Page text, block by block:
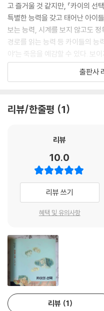
고 즐거울 것 같지만, 『카이의 선
특별한 능력을 갖고 태어난 아이
보는 능력, 시계를 보지 않고도
경로를 읽는 능력 등 카이들의 능
야’는 죽음을 예감할 수 있다. 보
수많은 죽음을 목격하면서도 반
눈물을 흘리지 못하기 때문이다.
구 팀에서 활약하지만, 능력을 이
마음을 읽을 수 있다. 그래서 나
는다. 우리가 흔히 떠올리는 초능
느껴지는 서사는 서정적인 분위
끈다.
“우리는 선택해야 했다.
소설 속 카이들은 ‘관리 대상’이
상담 센터에 가서 학교생활과 친
해야 한다. 어른들이 카이를 관리
하는 한편, 또래 아이들은 카이를
은 반 아이들에게 괴롭힘당해 물
닦는다. 그때, 누군가가 마하에게
출판사
리뷰/한줄평 1
리뷰
10.0
리뷰 쓰기
혜택 및 유의사항
리뷰 1